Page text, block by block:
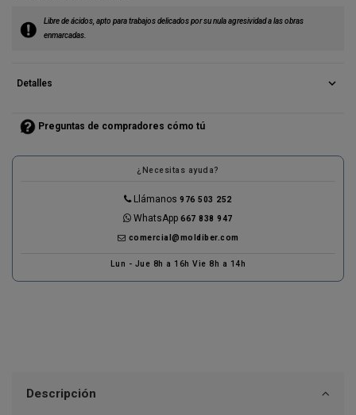
Libre de ácidos, apto para trabajos delicados por su nula agresividad a las obras
enmarcadas.
Detalles expand_more
Preguntas de compradores cómo tú
¿Necesitas ayuda?
Llámanos976 503 252
WhatsApp667 838 947
comercial@moldiber.com
Lun - Jue 8h a 16h Vie 8h a 14h
Descripción